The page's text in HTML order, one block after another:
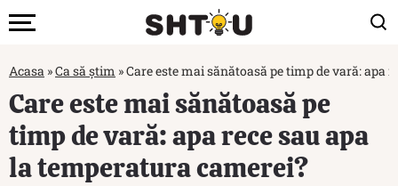
Acasa »Ca să știm »Care este mai sănătoasă pe timp de vară: apa
Care este mai sănătoasă pe
timp de vară: apa rece sau apa
la temperatura camerei?